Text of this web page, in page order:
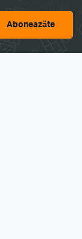
Aboneazăte